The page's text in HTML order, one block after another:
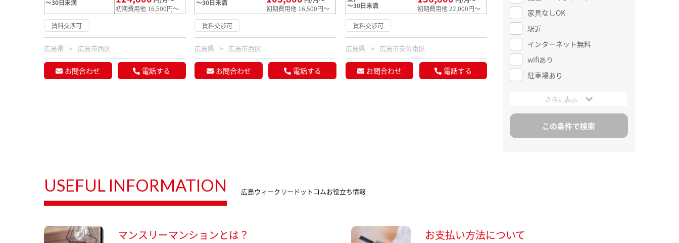
～30日未満
初期費用他 16,500円～
賃料交渉可
広島県 広島市西区
お問合わせ 電話する
～30日未満
初期費用他 16,500円～
賃料交渉可
広島県 広島市西区
お問合わせ 電話する
～30日未満
初期費用他 22,000円～
賃料交渉可
広島県 広島市安佐南区
お問合わせ 電話する
家具なしOK
駅近
インターネット無料
wifiあり
駐車場あり
さらに表示
USEFUL INFORMATION 広島ウィークリードットコムお役立ち情報
マンスリーマンションとは？ お支払い方法について